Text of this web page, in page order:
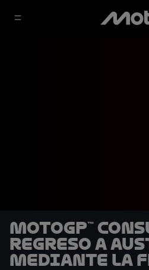
MotoGP™
regreso a
mediante la